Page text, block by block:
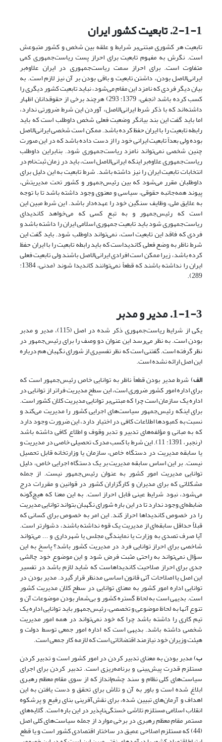
2-1-1. تابعیت کشور ایران
تابعیت هر کشوری مبتنی‌بر شرایط و علقه بین شخص و کشور متبوعش
است. نگرش به مفهوم تابعیت برای احراز پست ریاست‌جمهوری کمی
متفاوت است. برای احراز سمت ریاست‌جمهوری در ایران علاوه‌بر
ایرانی‌الاصل بودن، داشتن تابعیت و باقی بودن بر آن نیز لازم است. به
بیان دیگر فردی که نامزد این مقام می‌شود، نباید تابعیت کشور دیگری را
کسب کرده باشد (نجفی، 1379: 293) هرچند برخی از حقوقدانان اظهار
داشته‌اند که با ذکر شرط ایرانی‌الاصل، آوردن این شرط ضرورتی ندارد،
اما باید گفت این بند بیانگر وضعیت فعلی شخص داوطلب است که باید
رابطه تابعیت را با ایران حفظ کرده باشد. ممکن است شخصی ایرانی‌الاصل
بوده ولی بعداً تابعیت ایرانی خود را از دست داده باشد که در این صورت
چنین شخصی نمی‌تواند نامزد ریاست‌جمهوری شود. بنابراین داوطلب
ریاست‌جمهوری علاوه‌بر اینکه ایرانی‌الاصل است، باید در زمان ثبت‌نام در
انتخابات تابعیت ایران را نیز داشته باشد. شرط تابعیت به این دلیل برای
داوطلبان مقرر می‌شود که بین رئیس‌جمهور و کشور تحت مدیریتش،
پیوند همه‌جانبه حقوقی، سیاسی و معنوی وجود داشته باشد تا با توجه
به علایق ملی، وظایف سنگین خود را عهده‌دار باشد. این شرط مبین این
است که رئیس‌جمهور و به تبع کسی که می‌خواهد کاندیدای
ریاست‌جمهوری شود باید تابعیت جمهوری اسلامی ایران را داشته باشد و
فردی که فاقد این تابعیت است، نمی‌تواند داوطلب شود. باید گفت این
شرط ناظر به وضع فعلی کاندیداست که باید رابطه تابعیت را با ایران حفظ
کرده باشد، زیرا ممکن است افرادی ایرانی‌الاصل باشند ولی تابعیت فعلی
ایران را نداشته باشند که قطعاً نمی‌توانند کاندیدا شوند (مدنی، 1384:
289).
1-1-3. مدیر و مدبر
یکی از شرایط ریاست‌جمهوری ذکر شده در اصل (115)، مدیر و مدبر
بودن است. به نظر می‌رسد این عنوان دو وصف را برای رئیس‌جمهور در
نظر گرفته است. گفتنی است که نظر تفسیری از شورای نگهبان هم درباره
این اصل ارائه نشده است.
الف) شرط مدیر بودن قطعاً ناظر به توانایی خاص رئیس‌جمهور است که
برای اداره امور کشور ضروری است، این سطح مدیریت فراتر از توانایی در
اداره یک سازمان است چرا که مبتنی‌بر توانایی مدیریت کلان کشور است.
برای اینکه رئیس‌جمهور سیاست‌های اجرایی کشور را مدیریت می‌کند و
نسبت به کمبودها اطلاعات کافی در اختیار دارد، این ضرورت وجود دارد
که به مبانی و مؤلفه‌های تدبیر و تدبر وقوف و اطلاع کافی داشته باشد
(رنجبر، 1391: 11). این شرط با کسب مدرک تحصیلی خاصی در مدیریت و
یا سابقه مدیریت در دستگاه خاص، سازمان یا وزارتخانه قابل تحصیل
نیست. بر این اساس سابقه مدیریت بر یک دستگاه اجرایی خاص، دلیل
توانایی مدیریت امور کشور به عنوان رئیس‌جمهور نیست. از جمله
مشکلاتی که برای مدیران و کارگزاران کشور در قوانین و مقررات درج
می‌شود، نبود شرایط عینی قابل احراز است. به این معنا که هیچ‌گونه
ضابطه‌ای وجود ندارد تا در این باره شورای نگهبان بتواند توانایی مدیریت
را در خصوص کاندیداها احراز کند. این امر به خصوص برای کسانی که
قبلاً حداقل سابقه‌ای از مدیریت یک قوه نداشته باشند، دشوارتر است.
آیا صرف تصدی به وزارت یا نمایندگی مجلس یا شهرداری و ... می‌تواند
شاخصی برای احراز توانایی فرد در مدیریت کشور باشد؟ پاسخ به این
سؤال نمی‌تواند به راحتی مثبت فرض شود و این موضوع خود چالشی
جدی برای احراز صلاحیت کاندیداهاست که شاید لازم باشد در تفسیر
این اصل یا اصلاحات آتی قانون اساسی مدنظر قرار گیرد. مدیر بودن در
توانایی اداره امور کشور به معنای توانایی در سطح کلان مدیریت کشور
است. بدیهی است به لحاظ گستره کشور و بی‌شمار بودن موضوعات آن و
تنوع آنها به لحاظ موضوعی و تخصصی، رئیس‌جمهور باید توانایی اداره یک
تیم کاری را داشته باشد چرا که خود نمی‌تواند در همه امور مدیریت
شخصی داشته باشد. بدیهی است که اداره امور جمعی توسط دولت و
هیئت وزیران خود نیازمند اقتضائاتی است که لازمه کار جمعی است.
ب) مدبر بودن به معنای تدبیر کردن در امور کشور است و تدبیر کردن
مستلزم قدرت پیش‌بینی و برنامه‌ریزی است. تدبیر کردن برای اجرای
سیاست‌های کلی نظام و سند چشم‌انداز که از سوی مقام معظم رهبری
ابلاغ شده است و باور به آن و تلاش برای تحقق و دست یافتن به این
اهداف و آرمان‌های تبیین شده، برای نقش‌آفرینی بنای رفیع و پر‌شکوه
انقلاب اسلامی مستلزم تلاشی خستگی‌ناپذیر در این باره است. گلایه‌های
مستمر مقام معظم رهبری در برخی موارد از جمله سیاست‌های کلی اصل
(44) که مستلزم اصلاحی عمیق در ساختار اقتصادی کشور است و یا قطع